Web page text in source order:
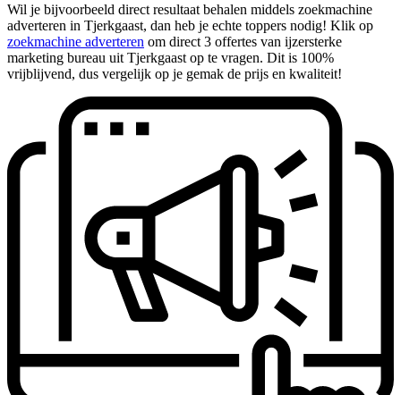
Wil je bijvoorbeeld direct resultaat behalen middels zoekmachine
adverteren in Tjerkgaast, dan heb je echte toppers nodig! Klik op
zoekmachine adverteren om direct 3 offertes van ijzersterke
marketing bureau uit Tjerkgaast op te vragen. Dit is 100%
vrijblijvend, dus vergelijk op je gemak de prijs en kwaliteit!